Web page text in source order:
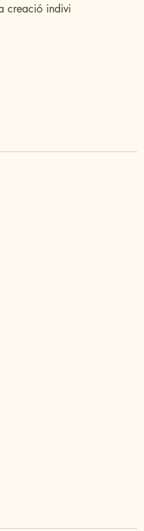
creació indivi